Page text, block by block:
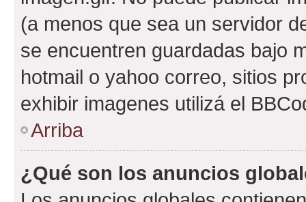
(a menos que sea un servidor
se encuentren guardadas bajo
hotmail o yahoo correo, sitios
exhibir imagenes utilizá el
Arriba
¿Qué son los anuncios